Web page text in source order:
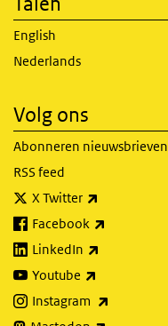
English
Nederlands
Volg ons
Abonneren nieuwsbrieven
RSS feed
X Twitter
Facebook
LinkedIn
Youtube
Instagram